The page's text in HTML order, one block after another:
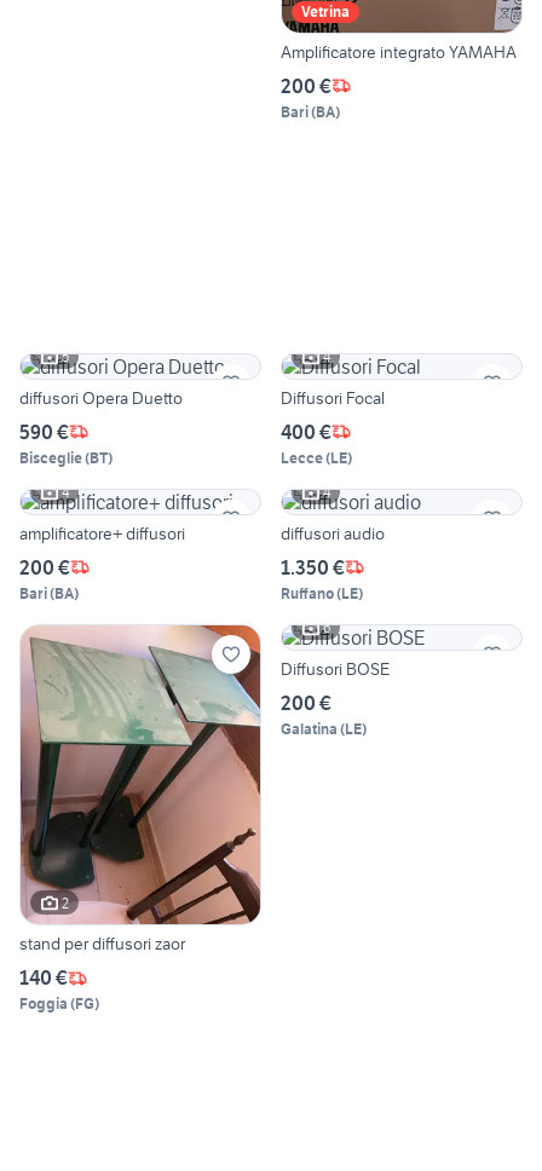
Vetrina
Amplificatore integrato YAMAHA
200 €
Bari(BA)
5
diffusori Opera Duetto
590 €
Bisceglie(BT)
4
Diffusori Focal
400 €
Lecce(LE)
4
amplificatore+ diffusori
200 €
Bari(BA)
4
diffusori audio
1.350 €
Ruffano(LE)
2
stand per diffusori zaor
140 €
Foggia (FG)
6
Diffusori BOSE
200 €
Galatina (LE)